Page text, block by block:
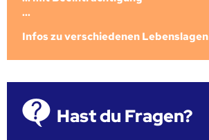
...
Infos zu verschiedenen Lebenslagen
Hast du Fragen?